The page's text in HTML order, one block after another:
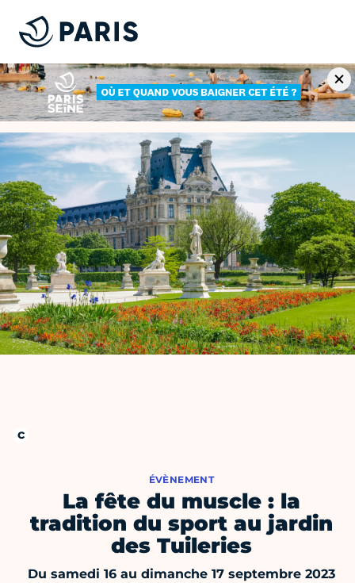
ÉVÈNEMENT
La fête du muscle : la
tradition du sport au jardin
des Tuileries
Du samedi 16 au dimanche 17 septembre 2023